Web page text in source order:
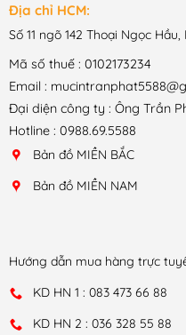
Địa chỉ HCM:
Số 11 ngõ 142 Thoại Ngọc
Mã số thuế : 0102173234
Email :
Đại diện công ty : Ông Trần
Hotline : 0988.69.5588
Bản đồ MIỀN BẮC
Bản đồ MIỀN NAM
Hướng dẫn mua hàng trực
KD HN 1 : 083 473 66 88
KD HN 2 : 036 328 55 88